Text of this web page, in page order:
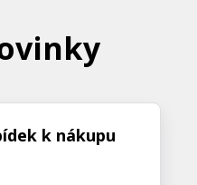
k nákupu